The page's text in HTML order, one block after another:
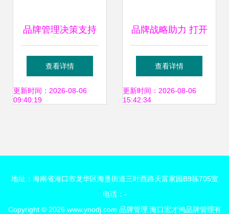
品牌管理决策支持
体系的构建与优化
查看详情
更新时间：2026-08-06
09:40:19
品牌战略助力 打开
公益筹款“市场”新
路径
查看详情
更新时间：2026-08-06
15:42:34
地址：海南省海口市龙华区海垦街道三叶西路天富家园B9栋705室
电话：-
Copyright © 2026 www.ynodj.com 品牌管理 海口宏才鸿品牌管理有